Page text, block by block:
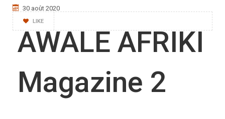
LIKE
30 août 2020
AWALE AFRIKI
Magazine 2